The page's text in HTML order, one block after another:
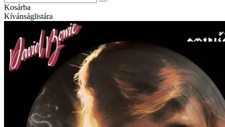
Kosárba
Kívánságlistára